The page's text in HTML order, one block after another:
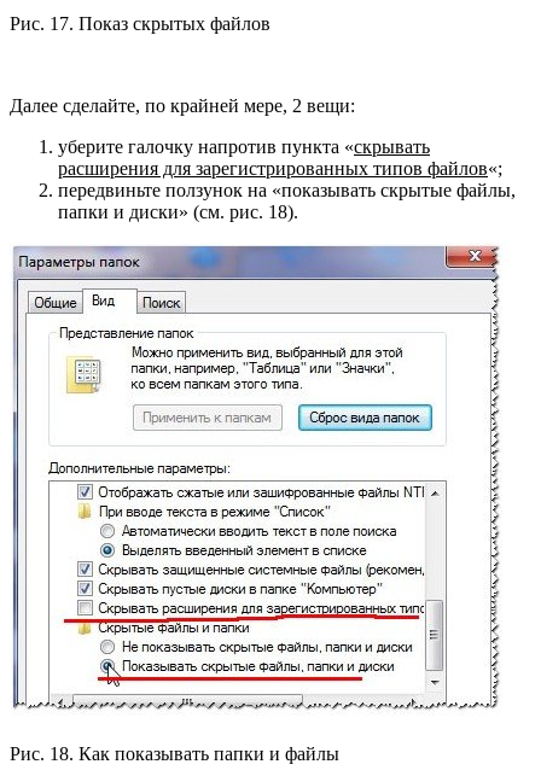
Рис. 17. Показ скрытых файлов
Далее сделайте, по крайней мере, 2 вещи:
уберите галочку напротив пункта «скрывать
расширения для зарегистрированных типов файлов«;
передвиньте ползунок на «показывать скрытые файлы,
папки и диски» (см. рис. 18).
Рис. 18. Как показывать папки и файлы